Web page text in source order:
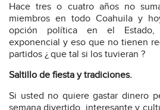
Hace tres o cuatro años no
miembros en todo Coahuila y
opción política en el
exponencial y eso que no tienen
partidos ¿ que tal si los tuvieran ?
Saltillo de fiesta y tradiciones.
Si usted no quiere gastar dinero
semana divertido, interesante y